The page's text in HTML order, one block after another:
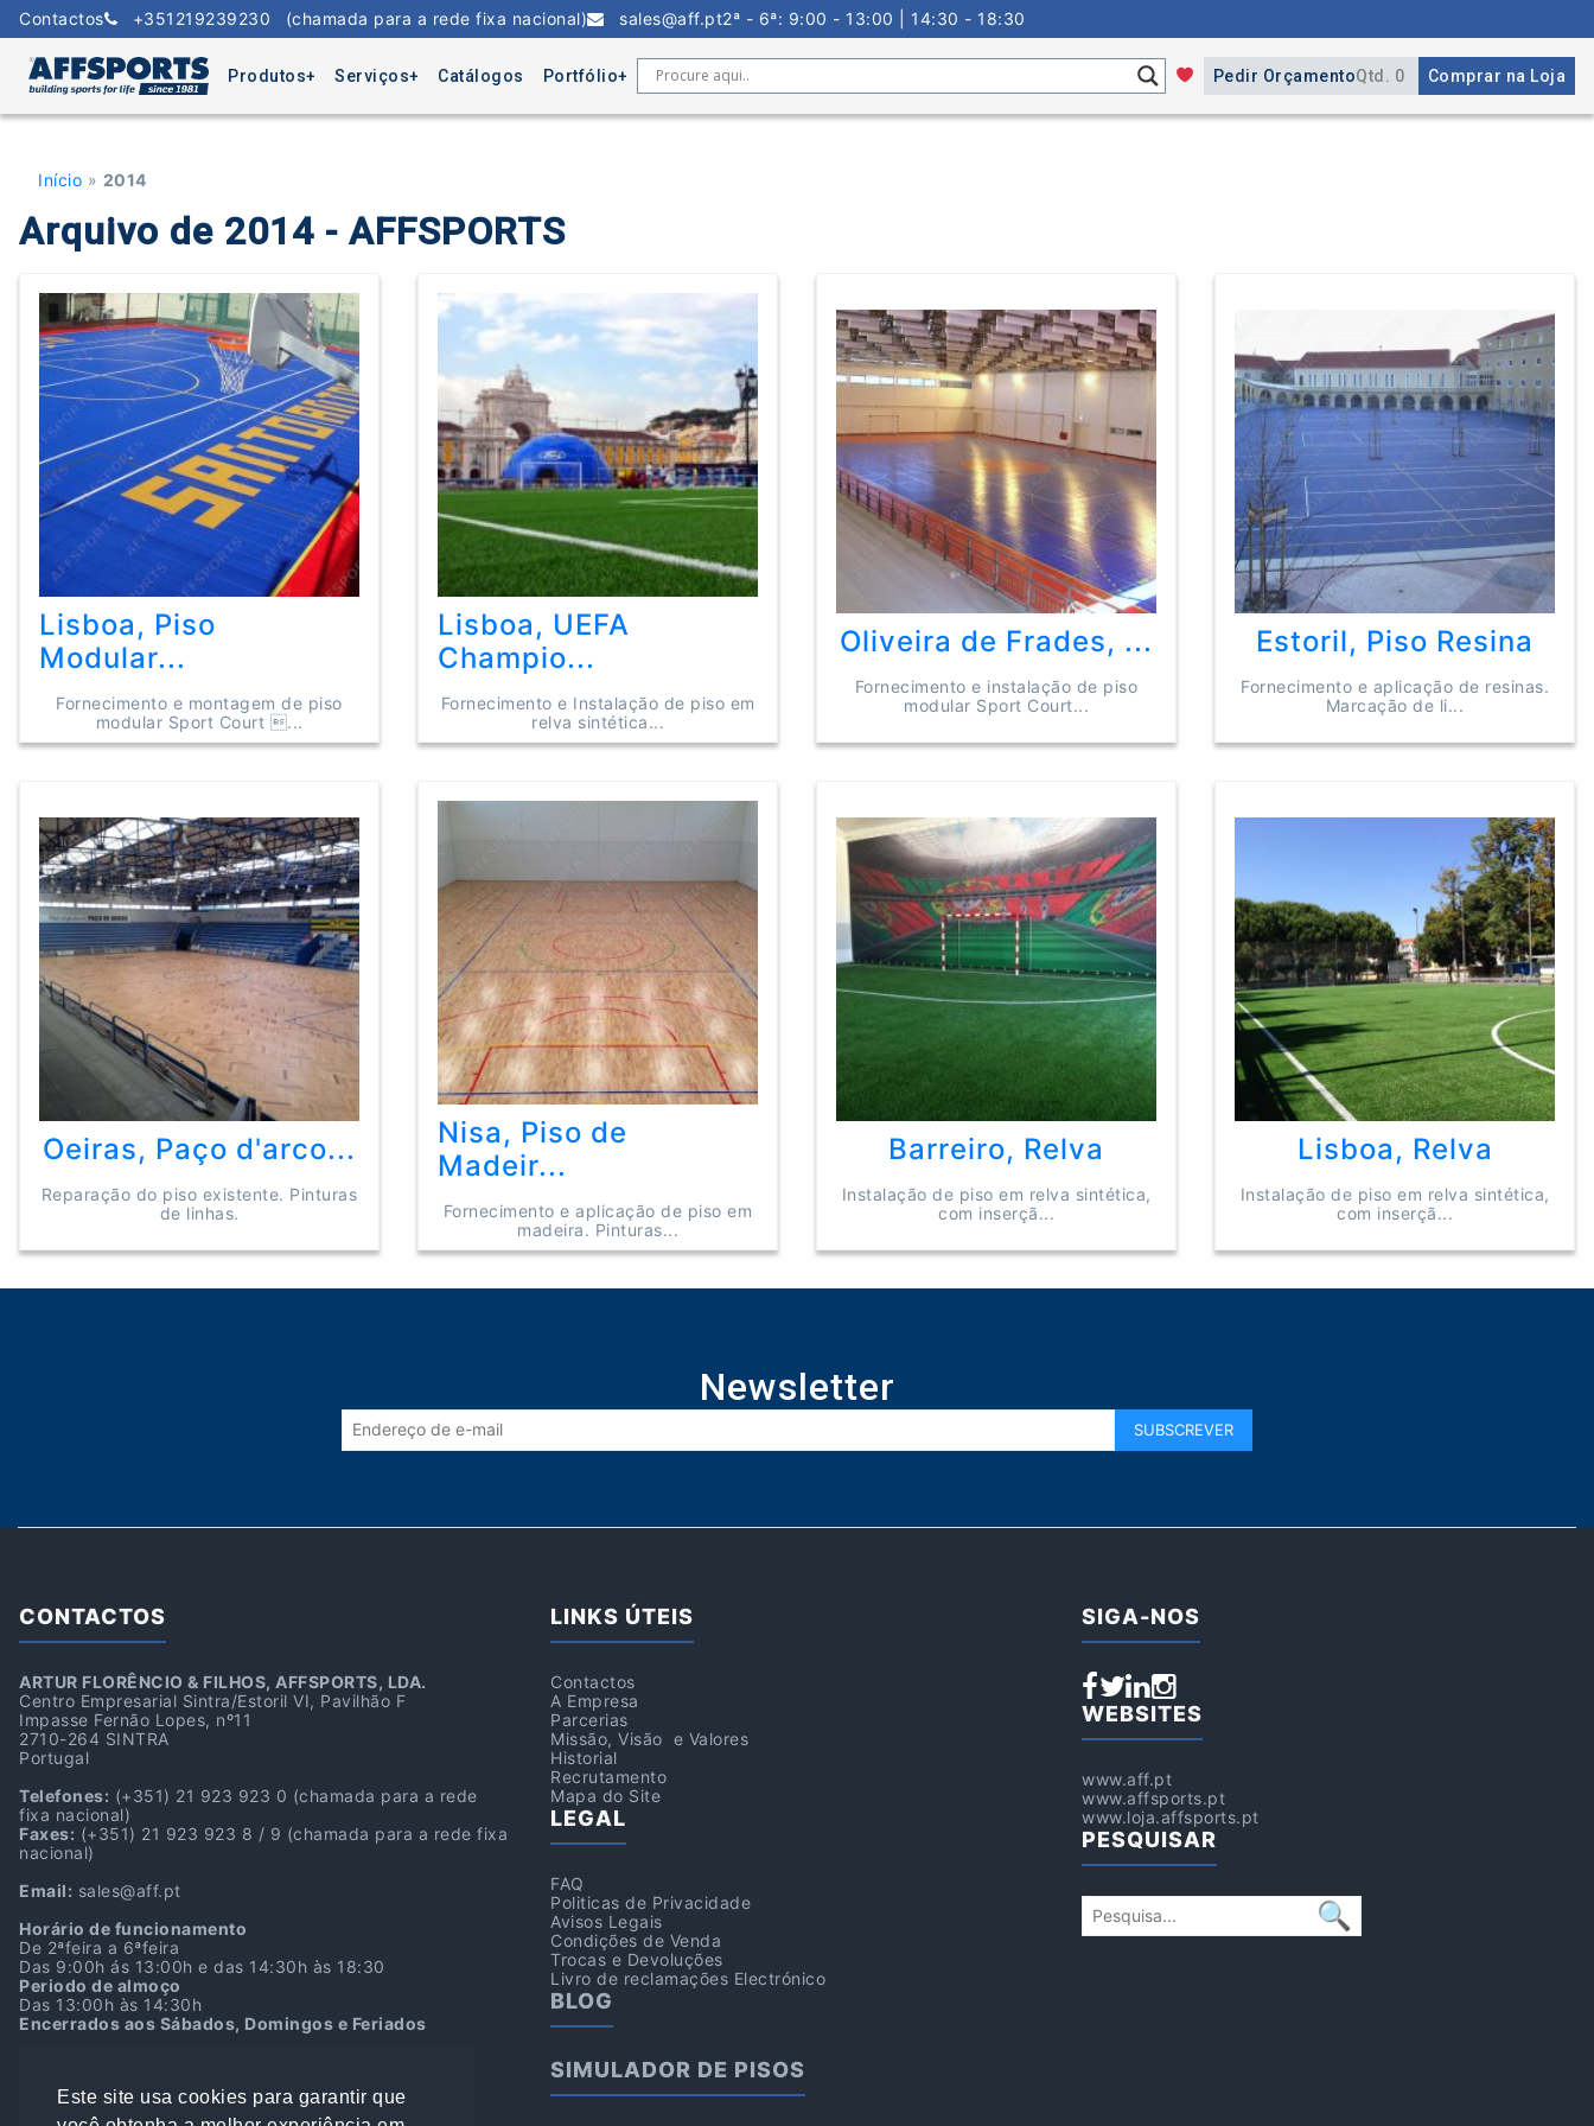
Este site usa cookies para garantir que
Skip
Contactos +351219239230 (chamada para a rede fixa nacional) sales@aff.pt2ª - 6ª: 9:00 - 13:00 | 14:30 - 18:30
Produtos Serviços Catálogos Portfólio Pedir OrçamentoQtd. 0 Comprar na Loja
Início » 2014
Arquivo de 2014 - AFFSPORTS
Lisboa, Piso
Modular...
Fornecimento e montagem de piso
modular Sport Court ...
Lisboa, UEFA
Champio...
Fornecimento e Instalação de piso em
relva sintética...
Oliveira de Frades, ...
Fornecimento e instalação de piso
modular Sport Court...
Estoril, Piso Resina
Fornecimento e aplicação de resinas.
Marcação de li...
Oeiras, Paço d'arco...
Reparação do piso existente. Pinturas
de linhas.
Nisa, Piso de
Madeir...
Fornecimento e aplicação de piso em
madeira. Pinturas...
Barreiro, Relva
Instalação de piso em relva sintética,
com inserçã...
Lisboa, Relva
Instalação de piso em relva sintética,
com inserçã...
Newsletter
CONTACTOS
ARTUR FLORÊNCIO & FILHOS, AFFSPORTS, LDA.
Centro Empresarial Sintra/Estoril VI, Pavilhão F
Impasse Fernão Lopes, nº11
2710-264 SINTRA
Portugal
Telefones: (+351) 21 923 923 0 (chamada para a rede
fixa nacional)
Faxes: (+351) 21 923 923 8 / 9 (chamada para a rede fixa
nacional)
Email: sales@aff.pt
Horário de funcionamento
De 2ªfeira a 6ªfeira
Das 9:00h ás 13:00h e das 14:30h às 18:30
Periodo de almoço
Das 13:00h às 14:30h
Encerrados aos Sábados, Domingos e Feriados
38.761036, -9.377750
LINKS ÚTEIS
Contactos
A Empresa
Parcerias
Missão, Visão e Valores
Historial
Recrutamento
Mapa do Site
LEGAL
FAQ
Politicas de Privacidade
Avisos Legais
Condições de Venda
Trocas e Devoluções
Livro de reclamações Electrónico
BLOG
SIMULADOR DE PISOS
SIGA-NOS
WEBSITES
www.aff.pt
www.affsports.pt
www.loja.affsports.pt
PESQUISAR